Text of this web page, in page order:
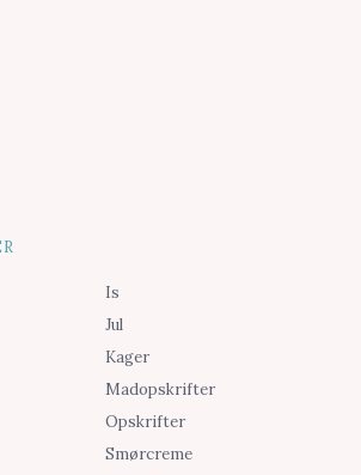
Is
Jul
Kager
Madopskrifter
Opskrifter
Smørcreme